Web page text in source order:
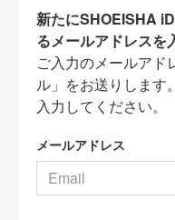
新たにSHOEISHA
るメールアドレスを
ご入力のメールアド
ル」をお送りします
入力してください。
メールアドレス